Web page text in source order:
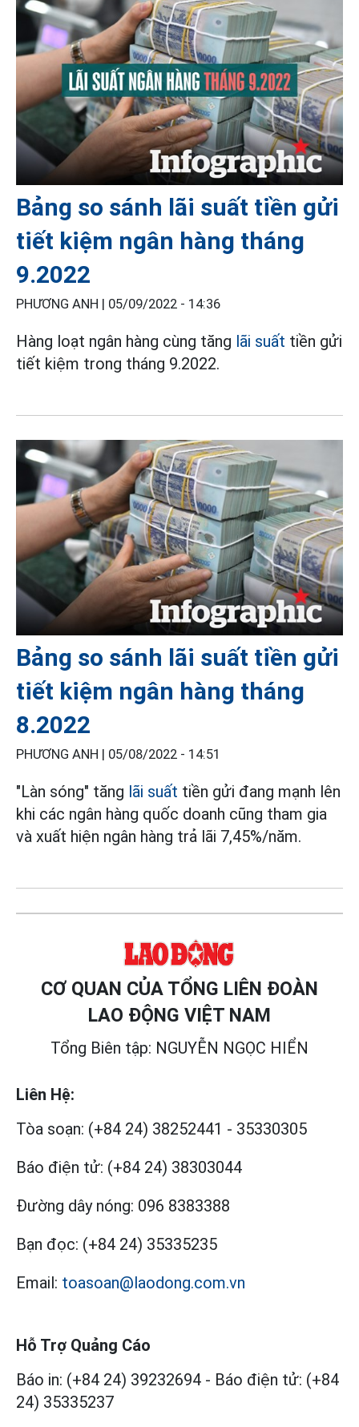
Bảng so sánh lãi suất tiền gửi
tiết kiệm ngân hàng tháng
9.2022
PHƯƠNG ANH | 05/09/2022 - 14:36
Hàng loạt ngân hàng cùng tăng lãi suất tiền gửi
tiết kiệm trong tháng 9.2022.
Bảng so sánh lãi suất tiền gửi
tiết kiệm ngân hàng tháng
8.2022
PHƯƠNG ANH | 05/08/2022 - 14:51
"Làn sóng" tăng lãi suất tiền gửi đang mạnh lên
khi các ngân hàng quốc doanh cũng tham gia
và xuất hiện ngân hàng trả lãi 7,45%/năm.
CƠ QUAN CỦA TỔNG LIÊN ĐOÀN
LAO ĐỘNG VIỆT NAM
Tổng Biên tập: NGUYỄN NGỌC HIỂN
Liên Hệ:
Tòa soạn: (+84 24) 38252441 - 35330305
Báo điện tử: (+84 24) 38303044
Đường dây nóng: 096 8383388
Bạn đọc: (+84 24) 35335235
Email: toasoan@laodong.com.vn
Hỗ Trợ Quảng Cáo
Báo in: (+84 24) 39232694 - Báo điện tử: (+84
24) 35335237